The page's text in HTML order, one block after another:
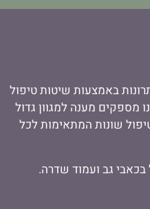
באמצעות שיטות טיפול
מענה למגוון גדול
שונות המתאימות לכל